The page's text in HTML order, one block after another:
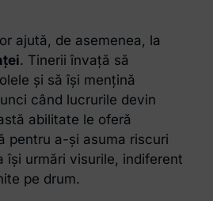
ajută, de asemenea, la
. Tinerii învață să
și să își mențină
când lucrurile devin
abilitate le oferă
pentru a-și asuma riscuri
își urmări visurile, indiferent
pe drum.